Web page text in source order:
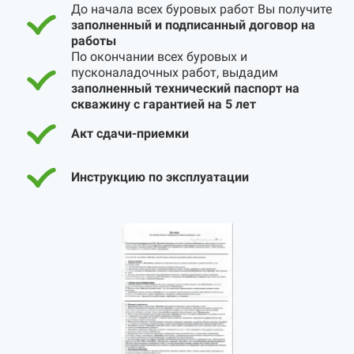
До начала всех буровых работ Вы получите
заполненный и подписанный договор на
работы
По окончании всех буровых и
пусконаладочных работ, выдадим
заполненный технический паспорт на
скважину с гарантией на 5 лет
Акт сдачи-приемки
Инструкцию по эксплуатации